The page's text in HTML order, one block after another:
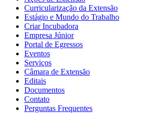
Curricularização da Extensão
Estágio e Mundo do Trabalho
Criar Incubadora
Empresa Júnior
Portal de Egressos
Eventos
Serviços
Câmara de Extensão
Editais
Documentos
Contato
Perguntas Frequentes